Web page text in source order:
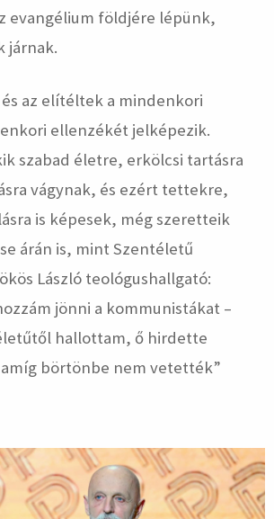
evangélium földjére lépünk,
járnak.
az elítéltek a mindenkori
ellenzékét jelképezik.
szabad életre, erkölcsi tartásra
vágynak, és ezért tettekre,
is képesek, még szeretteik
árán is, mint Szentéletű
László teológushallgató:
jönni a kommunistákat –
hallottam, ő hirdette
börtönbe nem vetették”